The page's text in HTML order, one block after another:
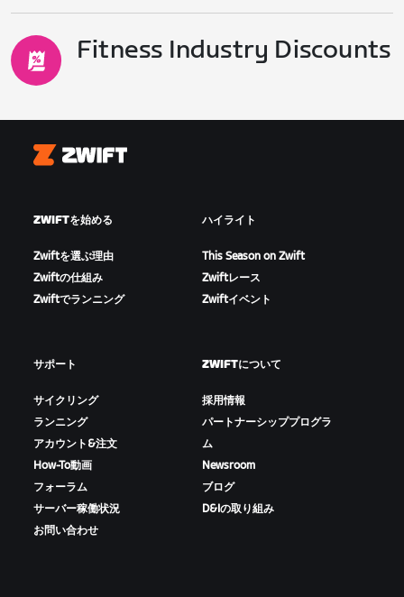
Fitness Industry Discounts
Zwift
ZWIFTを始める
Zwiftを選ぶ理由
Zwiftの仕組み
Zwiftでランニング
ハイライト
This Season on Zwift
Zwiftレース
Zwiftイベント
サポート
サイクリング
ランニング
アカウント&注文
How-To動画
フォーラム
サーバー稼働状況
お問い合わせ
ZWIFTについて
採用情報
パートナーシッププログラ
ム
Newsroom
ブログ
D&Iの取り組み